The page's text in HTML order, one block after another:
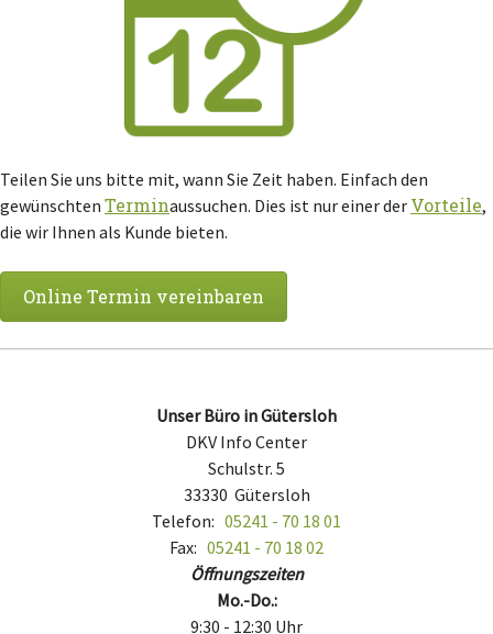
Teilen Sie uns bitte mit, wann Sie Zeit haben. Einfach den
gewünschten Terminaussuchen. Dies ist nur einer der Vorteile,
die wir Ihnen als Kunde bieten.
Online Termin vereinbaren
Unser Büro in Gütersloh
DKV Info Center
Schulstr. 5
33330 Gütersloh
Telefon: 05241 - 70 18 01
Fax: 05241 - 70 18 02
Öffnungszeiten
Mo.-Do.:
9:30 - 12:30 Uhr